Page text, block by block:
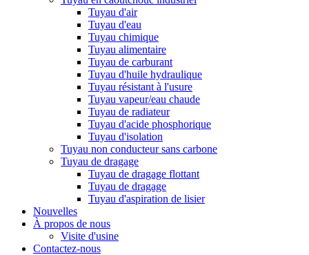
Tuyau d'air
Tuyau d'eau
Tuyau chimique
Tuyau alimentaire
Tuyau de carburant
Tuyau d'huile hydraulique
Tuyau résistant à l'usure
Tuyau vapeur/eau chaude
Tuyau de radiateur
Tuyau d'acide phosphorique
Tuyau d'isolation
Tuyau non conducteur sans carbone
Tuyau de dragage
Tuyau de dragage flottant
Tuyau de dragage
Tuyau d'aspiration de lisier
Nouvelles
À propos de nous
Visite d'usine
Contactez-nous